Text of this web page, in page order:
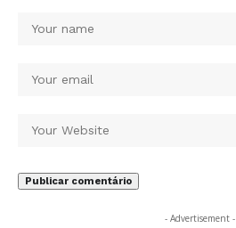
- Advertisement -